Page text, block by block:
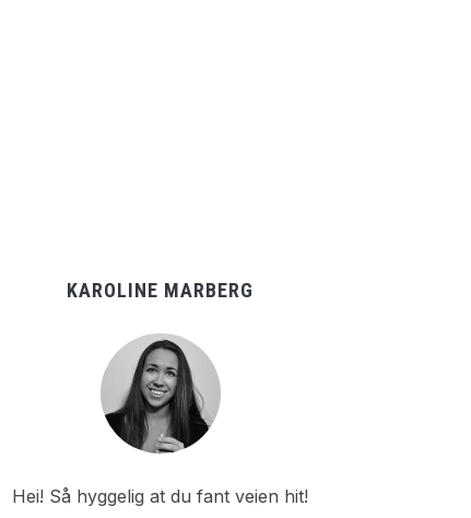
KAROLINE MARBERG
Hei! Så hyggelig at du fant veien hit!